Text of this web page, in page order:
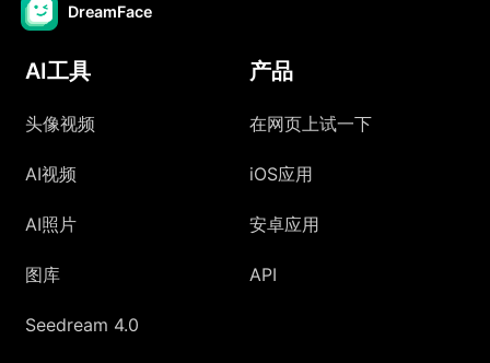
DreamFace
AI工具
头像视频
AI视频
AI照片
图库
Seedream 4.0
产品
在网页上试一下
iOS应用
安卓应用
API